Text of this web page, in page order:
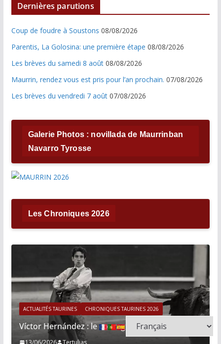
Dernières parutions
Coup de foudre à Soustons 08/08/2026
Parentis, La Golosina: une première étape 08/08/2026
Les brèves du samedi 8 août 08/08/2026
Maurrin, rendez vous est pris pour l’an prochain. 07/08/2026
Les brèves du vendredi 7 août 07/08/2026
Galerie Photos : novillada de Maurrinban
Navarro Tyrosse
Les Chroniques 2026
ACTUALITÉS TAURINES CHRONIQUES TAURINES 2026
Víctor Hernández : le courage immobile